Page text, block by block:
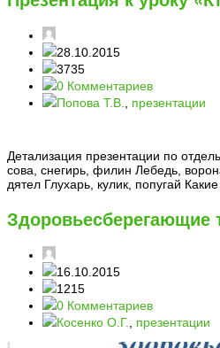
28.10.2015
3735
0 Комментариев
Попова Т.В.
презентации
Детализация презентации по
сова, снегирь, филин Лебедь,
дятел Глухарь, кулик, попугай
Здоровьесберегающие
16.10.2015
1215
0 Комментариев
Косенко О.Г.
презентации